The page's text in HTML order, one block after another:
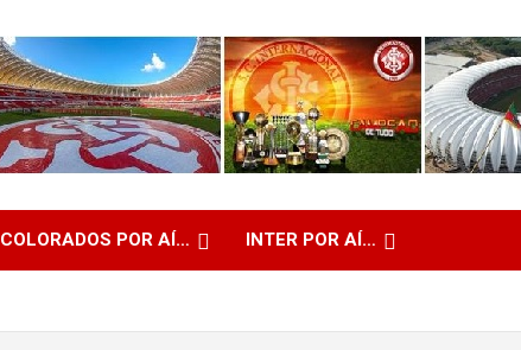
COLORADOS POR AÍ… INTER POR AÍ…